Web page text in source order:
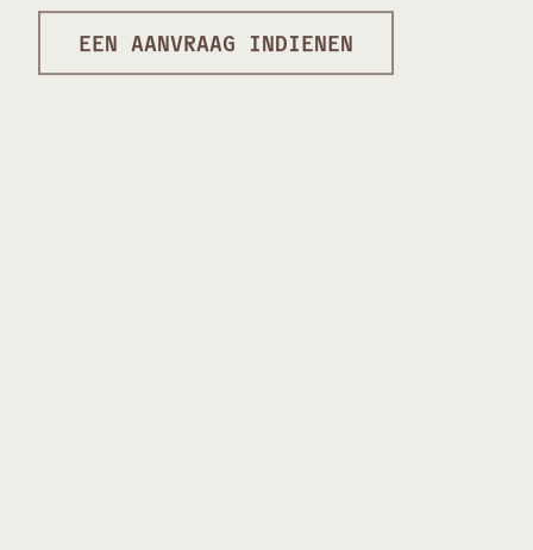
EEN AANVRAAG INDIENEN